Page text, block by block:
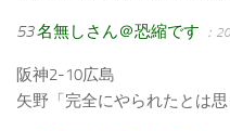
53名無しさん＠恐縮です ：
阪神2-10広島
矢野「完全にやられたとは思